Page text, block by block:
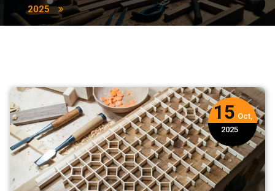
2025
15 Oct,
2025